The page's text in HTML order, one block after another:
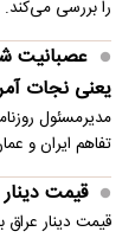
را بررسی می‌کند.
عصبانیت
یعنی نجات
مدیرمسئول
تفاهم ایران و
قیمت دینار
قیمت دینار عراق با رشد ۲.۵ درصدی در یک هفته اخیر،